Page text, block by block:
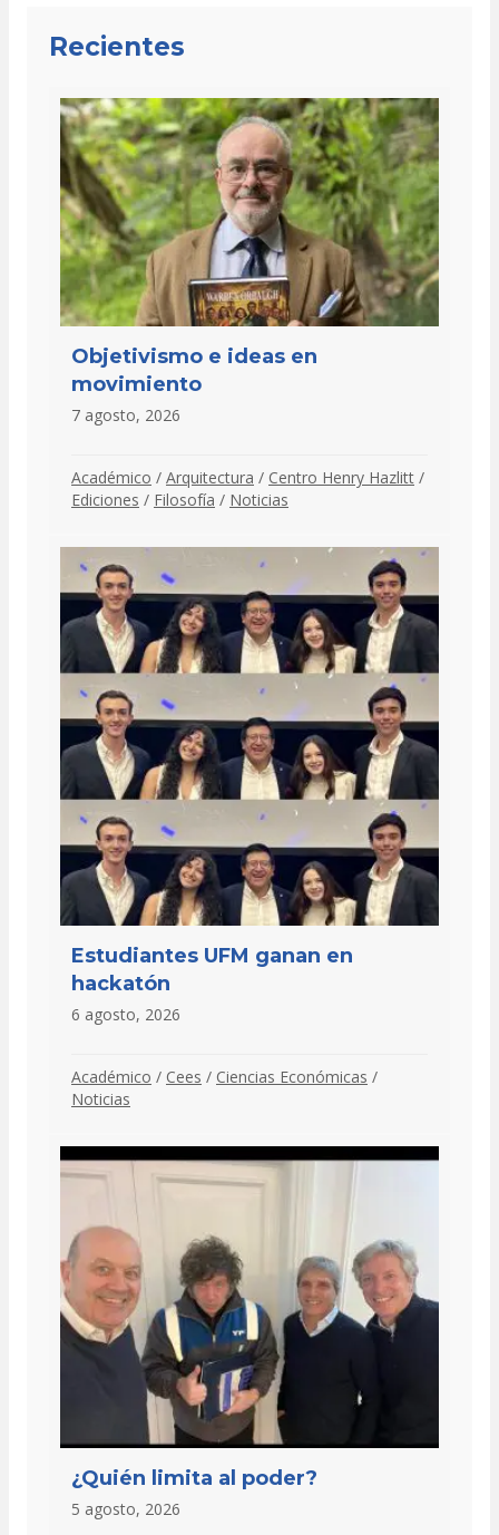
Recientes
Objetivismo e ideas en
movimiento
7 agosto, 2026
Académico / Arquitectura / Centro Henry Hazlitt /
Ediciones / Filosofía / Noticias
Estudiantes UFM ganan en
hackatón
6 agosto, 2026
Académico / Cees / Ciencias Económicas /
Noticias
¿Quién limita al poder?
5 agosto, 2026